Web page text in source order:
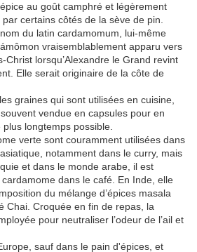
au goût camphré et légèrement
certains côtés de la sève de pin.
du latin cardamomum, lui-même
vraisemblablement apparu vers
Christ lorsqu’Alexandre le Grand revint
Elle serait originaire de la côte de
graines qui sont utilisées en cuisine,
vendue en capsules pour en
longtemps possible.
verte sont couramment utilisées dans
notamment dans le curry, mais
et dans le monde arabe, il est
dans le café. En Inde, elle
du mélange d’épices masala
Chai. Croquée en fin de repas, la
pour neutraliser l’odeur de l’ail et
sauf dans le pain d'épices, et